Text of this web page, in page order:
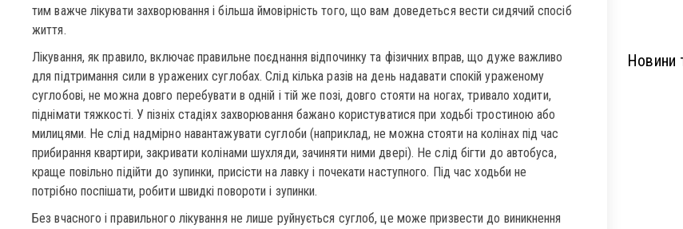
тим важче лікувати захворювання і більша ймовірність того, що вам доведеться вести сидячий спосіб
життя.
Лікування, як правило, включає правильне поєднання відпочинку та фізичних вправ, що дуже важливо
для підтримання сили в уражених суглобах. Слід кілька разів на день надавати спокій ураженому
суглобові, не можна довго перебувати в одній і тій же позі, довго стояти на ногах, тривало ходити,
піднімати тяжкості. У пізніх стадіях захворювання бажано користуватися при ходьбі тростиною або
милицями. Не слід надмірно навантажувати суглоби (наприклад, не можна стояти на колінах під час
прибирання квартири, закривати колінами шухляди, зачиняти ними двері). Не слід бігти до автобуса,
краще повільно підійти до зупинки, присісти на лавку і почекати наступного. Під час ходьби не
потрібно поспішати, робити швидкі повороти і зупинки.
Без вчасного і правильного лікування не лише руйнується суглоб, це може призвести до виникнення
Новини